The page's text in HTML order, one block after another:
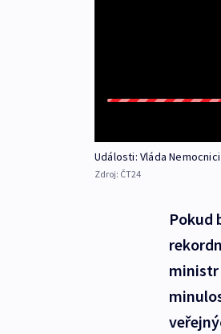
Události: Vláda
Zdroj: ČT24
Pokud
ministr